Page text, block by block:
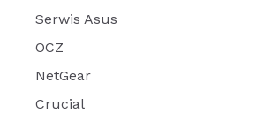
Serwis Asus
OCZ
NetGear
Crucial